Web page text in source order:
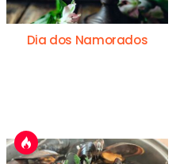
Dia dos Namorados